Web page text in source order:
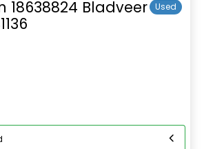
18638824 Bladveer
Used